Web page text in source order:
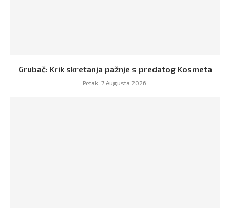
Grubač: Krik skretanja pažnje s predatog Kosmeta
Petak, 7 Augusta 2026,